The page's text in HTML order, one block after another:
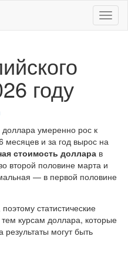
Меню
году
доллара умеренно рос к
месяцев и за год вырос на
стоимость доллара в
второй половине марта и
— в первой половине
статистические
курсам доллара, которые
результаты могут быть